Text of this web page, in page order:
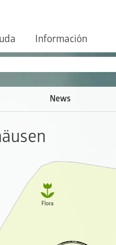
Información
News

Flora